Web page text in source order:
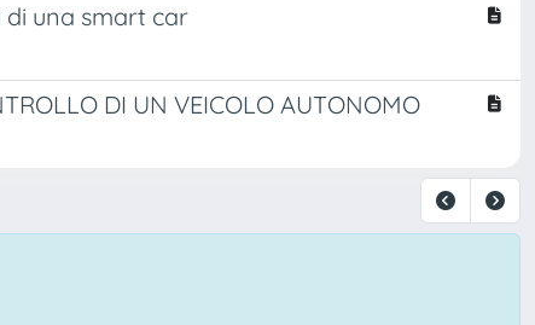
di una smart car
DI UN VEICOLO AUTONOMO